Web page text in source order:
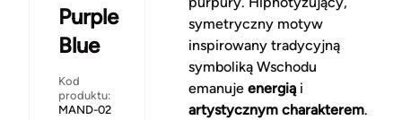
Purple
Blue
Kod
produktu:
MAND-02
symetryczny motyw
inspirowany tradycyjną
symboliką Wschodu
emanuje energiąi
artystycznym charakterem.